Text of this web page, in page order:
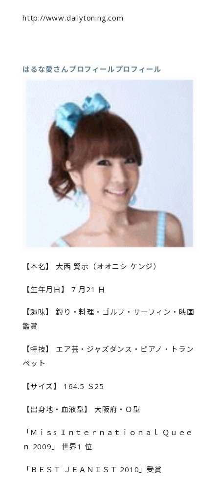
http://www.dailytoning.com
はるな愛さんプロフィールプロフィール
【本名】 大西 賢示（オオニシ ケンジ）
【生年月日】 7 月21 日
【趣味】 釣り・料理・ゴルフ・サーフィン・映画
鑑賞
【特技】 エア芸・ジャズダンス・ピアノ・トラン
ペット
【サイズ】 164.5 Ｓ25
【出身地・血液型】 大阪府・Ｏ型
「Ｍｉｓs Ｉｎｔｅｒｎａｔｉｏｎａｌ Ｑｕｅｅ
ｎ 2009」 世界1 位
「ＢＥＳＴ ＪＥＡＮＩＳＴ 2010」受賞